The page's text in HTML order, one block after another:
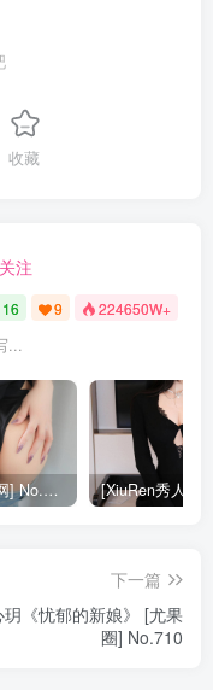
收藏
关注
16 9 224650W+
...
[XiuRen秀人网] No.8668 模特合集
下一篇
玥《忧郁的新娘》 [尤果
圈] No.710